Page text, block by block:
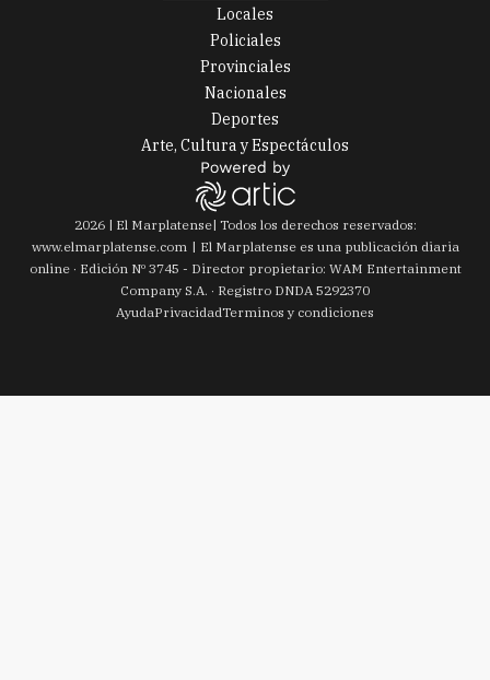
Locales
Policiales
Provinciales
Nacionales
Deportes
Arte, Cultura y Espectáculos
2026| El Marplatense| Todos los derechos reservados:
www.elmarplatense.com
El Marplatense es una publicación diaria
online · Edición Nº 3745 - Director propietario: WAM Entertainment
Company S.A. · Registro DNDA 5292370
AyudaPrivacidadTerminos y condiciones